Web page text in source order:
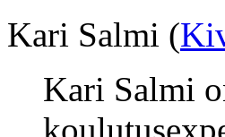
Kari Salmi (
Kari Salmi